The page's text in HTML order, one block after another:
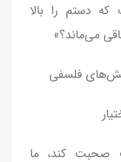
که دستم را بالا
می‌ماند؟»
فلسفی
صحبت کند، ما